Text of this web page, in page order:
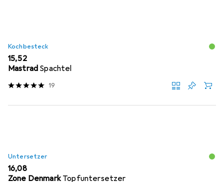
Kochbesteck
EUR
15,52
Mastrad Spachtel
19
Untersetzer
EUR
16,08
Zone Denmark Topfuntersetzer